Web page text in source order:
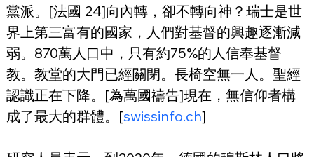
黨派。[法國 24]向內轉，卻不轉向神？瑞士是世
界上第三富有的國家，人們對基督的興趣逐漸減
弱。870萬人口中，只有約75%的人信奉基督
教。教堂的大門已經關閉。長椅空無一人。聖經
認識正在下降。[為萬國禱告]現在，無信仰者構
成了最大的群體。[swissinfo.ch]